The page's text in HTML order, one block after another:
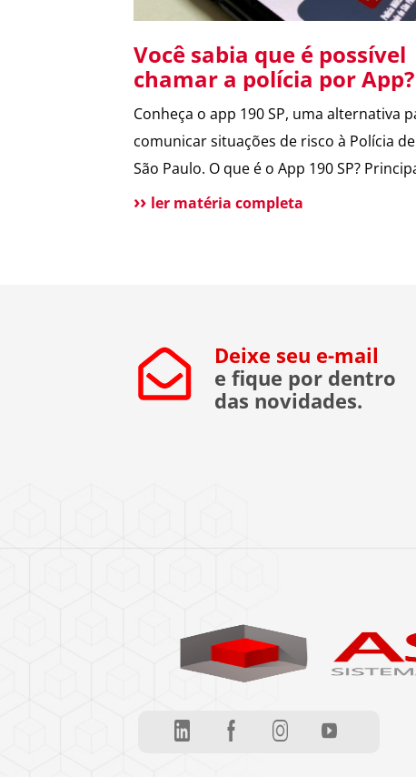
Você sabia que é possível
chamar a polícia por App?
Conheça o app 190 SP, uma alternativa
comunicar situações de risco à Polícia de
São Paulo. O que é o App 190 SP?
vantagens e benefícios para a população
ler matéria completa
Deixe seu e-mail
e fique por dentro
das novidades.